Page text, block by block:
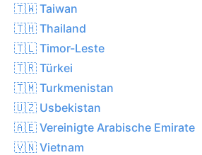
🇹🇼 Taiwan
🇹🇭 Thailand
🇹🇱 Timor-Leste
🇹🇷 Türkei
🇹🇲 Turkmenistan
🇺🇿 Usbekistan
🇦🇪 Vereinigte Arabische Emirate
🇻🇳 Vietnam